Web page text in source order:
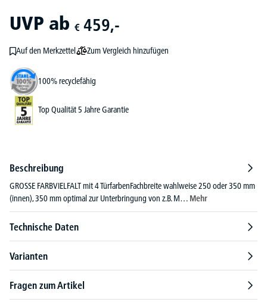
UVP ab € 459,-
Auf den Merkzettel Zum Vergleich hinzufügen
100% recyclefähig
Top Qualität 5 Jahre Garantie
Beschreibung
GROSSE FARBVIELFALT mit 4 TürfarbenFachbreite wahlweise 250 oder 350 mm
(innen), 350 mm optimal zur Unterbringung von z.B. M… Mehr
Technische Daten
Varianten
Fragen zum Artikel